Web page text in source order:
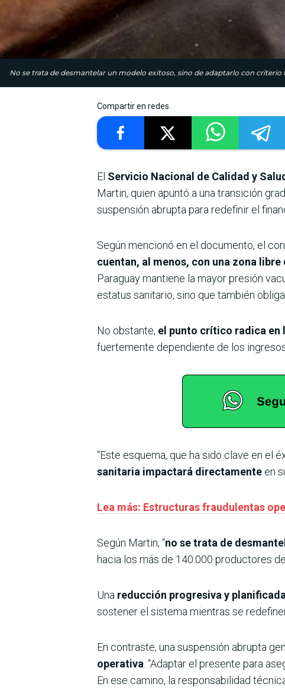
No se trata de desmantelar un modelo exitoso, sino de adaptarlo con
Compartir en redes
El Servicio Nacional de Calidad y
Martin, quien apuntó a una transición
suspensión abrupta para redefinir el
Según mencionó en el documento, el
cuentan, al menos, con una zona
Paraguay mantiene la mayor presión
estatus sanitario, sino que también
No obstante, el punto crítico radica en
fuertemente dependiente de los
“Este esquema, que ha sido clave en el
sanitaria impactará directamente en
Lea más: Estructuras fraudulentas
Según Martin, “no se trata de
hacia los más de 140.000 productores
Una reducción progresiva y
sostener el sistema mientras se
En contraste, una suspensión abrupta
operativa. “Adaptar el presente para
En ese camino, la responsabilidad